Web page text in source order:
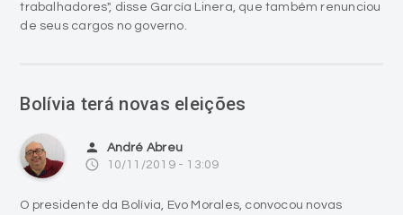
trabalhadores", disse García Linera, que também renunciou
de seus cargos no governo.
Bolívia terá novas eleições
person André Abreu
access_time 10/11/2019 - 13:09
O presidente da Bolívia, Evo Morales, convocou novas